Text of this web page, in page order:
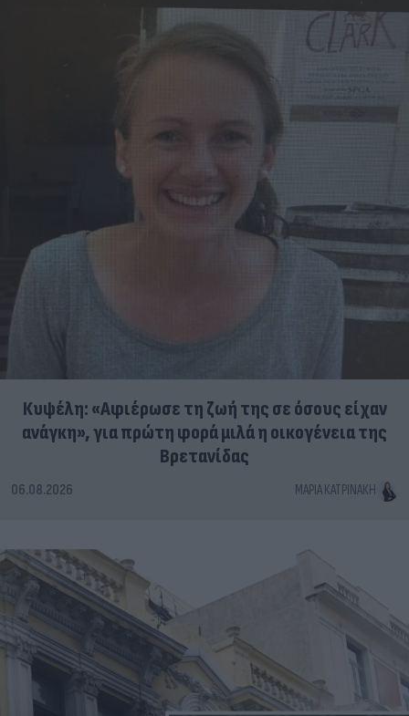
Κυψέλη: «Αφιέρωσε τη ζωή της σε όσους είχαν
ανάγκη», για πρώτη φορά μιλά η οικογένεια της
Βρετανίδας
06.08.2026 ΜΑΡΊΑ ΚΑΤΡΙΝΆΚΗ